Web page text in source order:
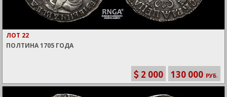
ЛОТ 22
ПОЛТИНА 1705 ГОДА
2 000 130 000 РУБ.